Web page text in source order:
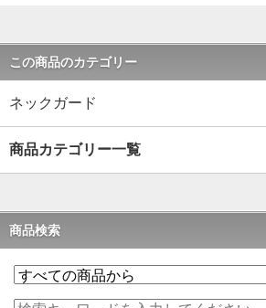
この商品のカテゴリー
ネックガード
商品カテゴリー一覧
商品検索